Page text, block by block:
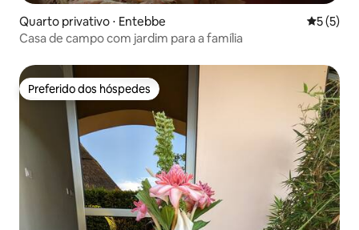
Quarto privativo ⋅ Entebbe 5 de
5 (5)
Casa de campo com jardim para a família
Preferido dos hóspedes
Preferido dos hóspedes